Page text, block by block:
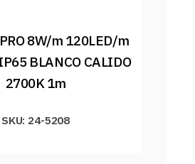
8W/m 120LED/m
BLANCO CALIDO
2700K 1m
SKU: 24-5208